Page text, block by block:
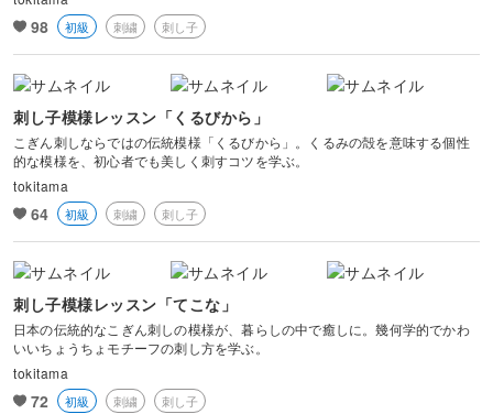
一緒に、手仕事のある暮らしを楽しみましょう♪
98 初級 刺繍 刺し子
刺し子模様レッスン「くるびから」
こぎん刺しならではの伝統模様「くるびから」。くるみの殻を意味する個性
的な模様を、初心者でも美しく刺すコツを学ぶ。
tokitama
64 初級 刺繍 刺し子
刺し子模様レッスン「てこな」
日本の伝統的なこぎん刺しの模様が、暮らしの中で癒しに。幾何学的でかわ
いいちょうちょモチーフの刺し方を学ぶ。
tokitama
72 初級 刺繍 刺し子